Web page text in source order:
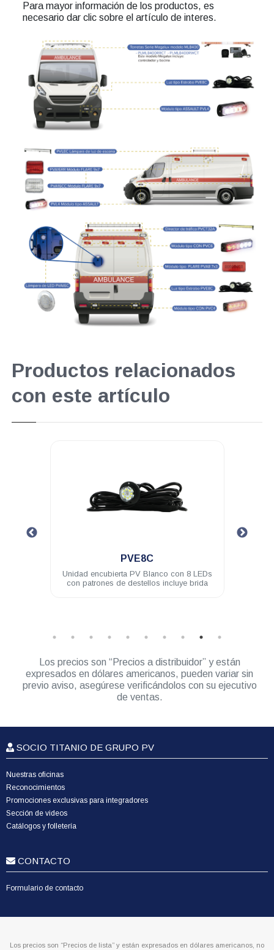
Para mayor información de los productos, es
necesario dar clic sobre el artículo de interes.
Productos relacionados
con este artículo
PVE8C
Unidad encubierta PV Blanco con 8 LEDs
con patrones de destellos incluye brida
Los precios son “Precios a distribuidor” y están
expresados en dólares americanos, pueden variar sin
previo aviso, asegúrese verificándolos con su ejecutivo
de ventas.
SOCIO TITANIO DE GRUPO PV
Nuestras oficinas
Reconocimientos
Promociones exclusivas para integradores
Sección de videos
Catálogos y folletería
CONTACTO
Formulario de contacto
Los precios son “Precios de lista” y están expresados en dólares americanos, no